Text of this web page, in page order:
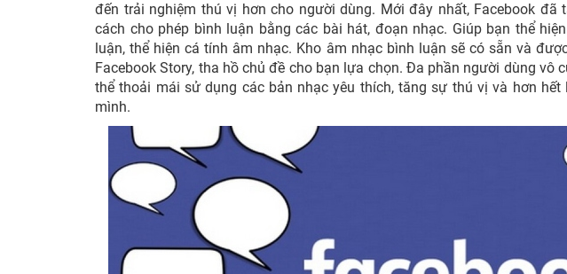
đến trải nghiệm thú vị hơn cho người dùng. Mới đây nhất, Facebook đã
cách cho phép bình luận bằng các bài hát, đoạn nhạc. Giúp bạn thể
luận, thể hiện cá tính âm nhạc. Kho âm nhạc bình luận sẽ có sẵn và
Facebook Story, tha hồ chủ đề cho bạn lựa chọn. Đa phần người dùng vô
thể thoải mái sử dụng các bản nhạc yêu thích, tăng sự thú vị và hơn
mình.